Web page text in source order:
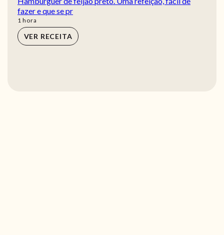
fazer e que se pr
1 hora
hora
VER RECEITA